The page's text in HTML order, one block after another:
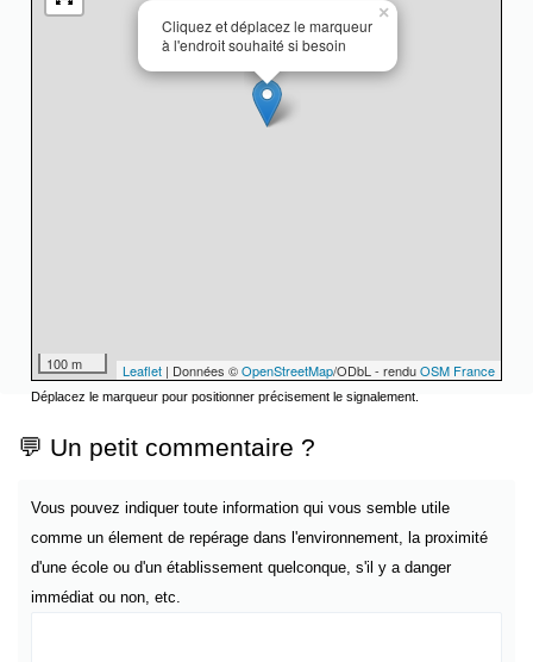
Cliquez et déplacez le marqueur
à l'endroit souhaité si besoin
×
100 m Leaflet | Données ©OpenStreetMap/ODbL - renduOSM France
Déplacez le marqueur pour positionner précisement le signalement.
💬 Un petit commentaire ?
Vous pouvez indiquer toute information qui vous semble utile
comme un élement de repérage dans l'environnement, la proximité
d'une école ou d'un établissement quelconque, s'il y a danger
immédiat ou non, etc.